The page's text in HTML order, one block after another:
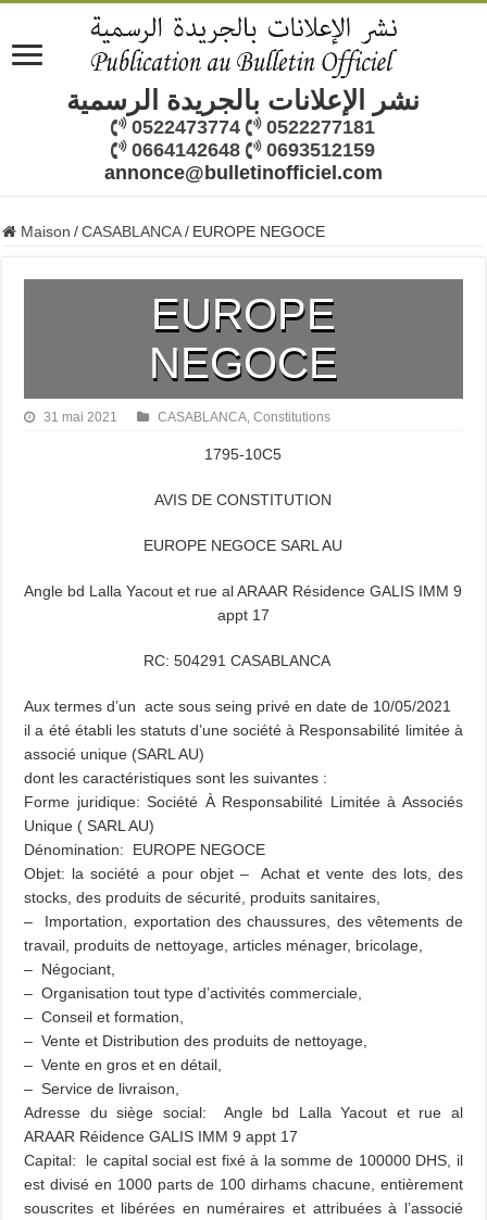
نشر الإعلانات بالجريدة الرسمية
0522473774
0522277181
0664142648
0693512159
annonce@bulletinofficiel.com
Maison / CASABLANCA / EUROPE NEGOCE
EUROPE
NEGOCE
31 mai 2021 CASABLANCA,Constitutions
1795-10C5
AVIS DE CONSTITUTION
EUROPE NEGOCE SARL AU
Angle bd Lalla Yacout et rue al ARAAR Résidence GALIS IMM 9
appt 17
RC: 504291 CASABLANCA
Aux termes d’un acte sous seing privé en date de 10/05/2021
il a été établi les statuts d’une société à Responsabilité limitée à
associé unique (SARL AU)
dont les caractéristiques sont les suivantes :
Forme juridique: Société À Responsabilité Limitée à Associés
Unique ( SARL AU)
Dénomination: EUROPE NEGOCE
Objet: la société a pour objet – Achat et vente des lots, des
stocks, des produits de sécurité, produits sanitaires,
– Importation, exportation des chaussures, des vêtements de
travail, produits de nettoyage, articles ménager, bricolage,
– Négociant,
– Organisation tout type d’activités commerciale,
– Conseil et formation,
– Vente et Distribution des produits de nettoyage,
– Vente en gros et en détail,
– Service de livraison,
Adresse du siège social: Angle bd Lalla Yacout et rue al
ARAAR Réidence GALIS IMM 9 appt 17
Capital: le capital social est fixé à la somme de 100000 DHS, il
est divisé en 1000 parts de 100 dirhams chacune, entièrement
souscrites et libérées en numéraires et attribuées à l’associé